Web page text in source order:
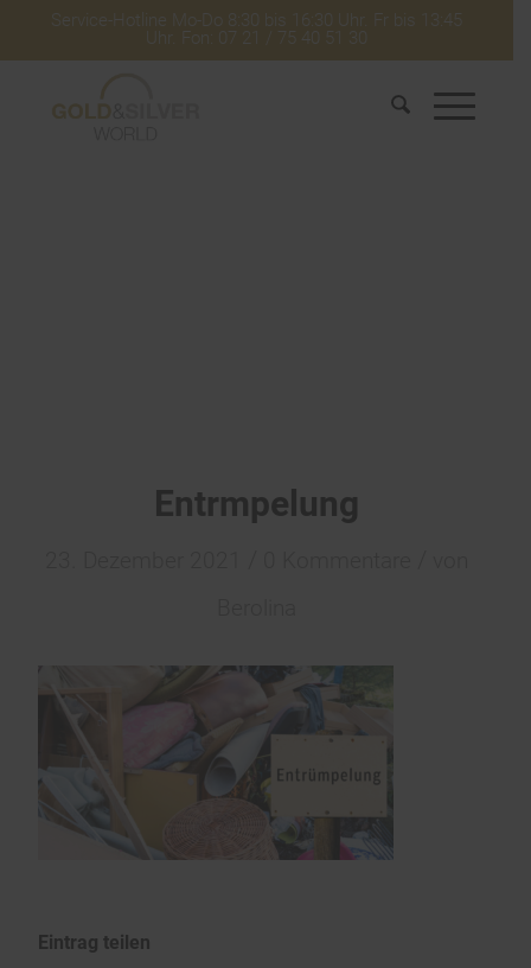
Service-Hotline Mo-Do 8:30 bis 16:30 Uhr. Fr bis 13:45
Uhr. Fon: 07 21 / 75 40 51 30
Entrmpelung
Eintrag teilen